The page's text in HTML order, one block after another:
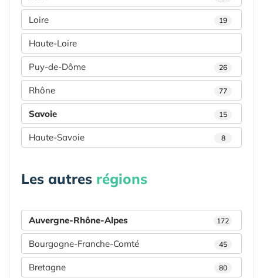
Loire 19
Haute-Loire
Puy-de-Dôme 26
Rhône 77
Savoie 15
Haute-Savoie 8
Les autres régions
Auvergne-Rhône-Alpes 172
Bourgogne-Franche-Comté 45
Bretagne 80